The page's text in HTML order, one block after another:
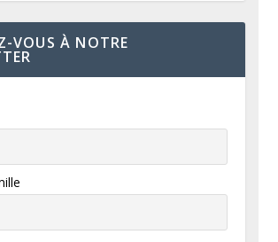
VOUS À NOTRE